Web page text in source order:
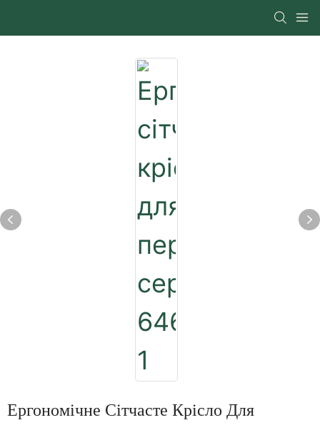
Ергономічне Сітчасте Крісло Для